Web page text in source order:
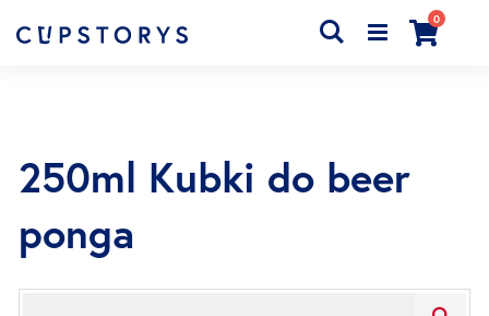
Cart
0produkty
Search
250ml Kubki do beer
ponga